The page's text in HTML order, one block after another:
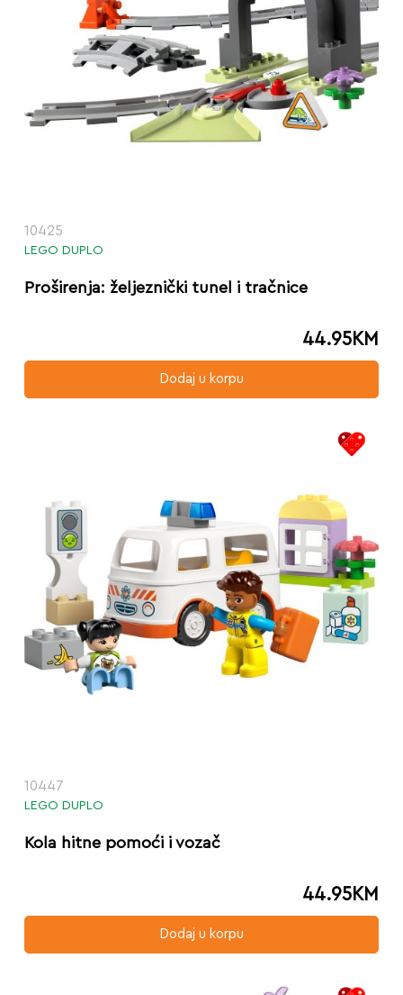
10425
LEGO DUPLO
Proširenja: željeznički tunel i tračnice
44.95KM
Dodaj u korpu
10447
LEGO DUPLO
Kola hitne pomoći i vozač
44.95KM
Dodaj u korpu